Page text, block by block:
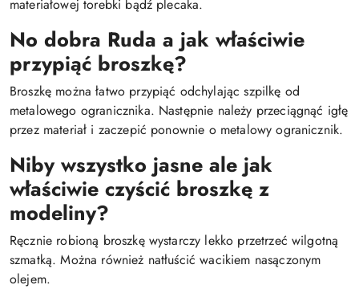
materiałowej torebki bądź plecaka.
No dobra Ruda a jak właściwie
przypiąć broszkę?
Broszkę można łatwo przypiąć odchylając szpilkę od
metalowego ogranicznika. Następnie należy przeciągnąć igłę
przez materiał i zaczepić ponownie o metalowy ogranicznik.
Niby wszystko jasne ale jak
właściwie czyścić broszkę z
modeliny?
Ręcznie robioną broszkę wystarczy lekko przetrzeć wilgotną
szmatką. Można również natłuścić wacikiem nasączonym
olejem.